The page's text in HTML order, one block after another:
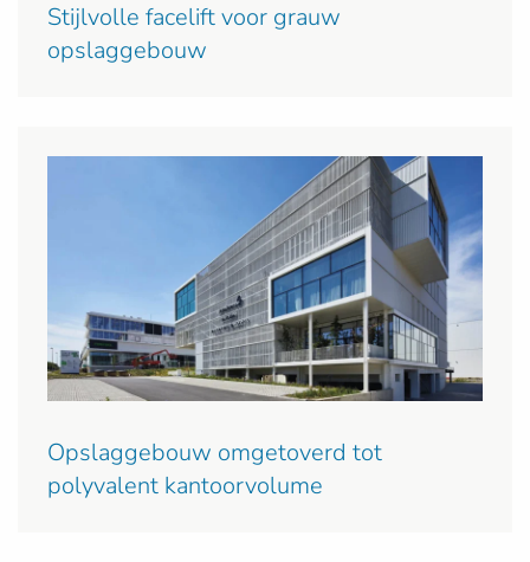
Stijlvolle facelift voor grauw
opslaggebouw
Opslaggebouw omgetoverd tot
polyvalent kantoorvolume